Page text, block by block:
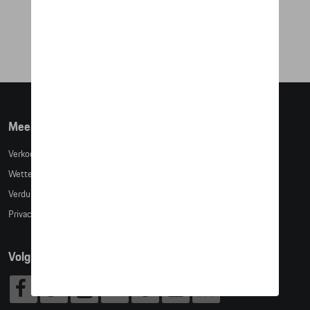
Meer info
Verkoopsvoorwaarden
Wettelijke bepalingen
Verduidelijking kledingmaten
Privacybeleid
Volg Ons